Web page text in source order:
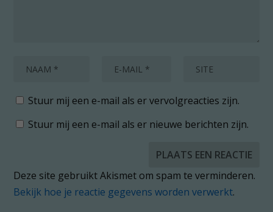
Stuur mij een e-mail als er vervolgreacties zijn.
Stuur mij een e-mail als er nieuwe berichten zijn.
Deze site gebruikt Akismet om spam te verminderen.
Bekijk hoe je reactie gegevens worden verwerkt.